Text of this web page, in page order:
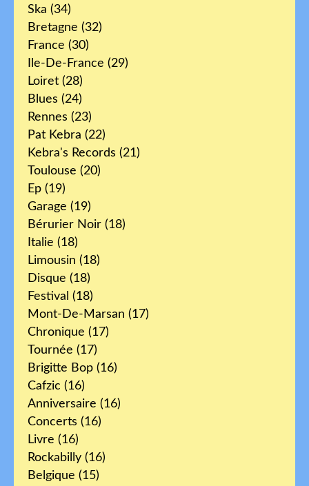
Ska (34)
Bretagne (32)
France (30)
Ile-De-France (29)
Loiret (28)
Blues (24)
Rennes (23)
Pat Kebra (22)
Kebra's Records (21)
Toulouse (20)
Ep (19)
Garage (19)
Bérurier Noir (18)
Italie (18)
Limousin (18)
Disque (18)
Festival (18)
Mont-De-Marsan (17)
Chronique (17)
Tournée (17)
Brigitte Bop (16)
Cafzic (16)
Anniversaire (16)
Concerts (16)
Livre (16)
Rockabilly (16)
Belgique (15)